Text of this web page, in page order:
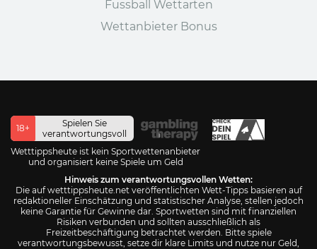
Fussball Wettarten
Wettanbieter Bonus
18+
Spielen Sie
verantwortungsvoll
Wetttippsheute ist kein Sportwettenanbieter
und organisiert keine Spiele um Geld
Hinweis zum verantwortungsvollen Wetten:
Die auf wetttippsheute.net veröffentlichten Wett-Tipps basieren auf
redaktioneller Einschätzung und statistischer Analyse, stellen jedoch
keine Garantie für Gewinne dar. Sportwetten sind mit finanziellen
Risiken verbunden und sollten ausschließlich als
Freizeitbeschäftigung betrachtet werden. Bitte spiele
verantwortungsbewusst, setze dir klare Limits und nutze nur Geld,